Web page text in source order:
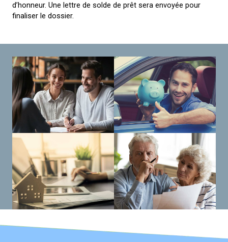
d’honneur. Une lettre de solde de prêt sera envoyée pour
finaliser le dossier.